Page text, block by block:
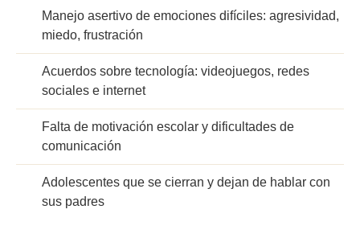
Manejo asertivo de emociones difíciles: agresividad,
miedo, frustración
Acuerdos sobre tecnología: videojuegos, redes
sociales e internet
Falta de motivación escolar y dificultades de
comunicación
Adolescentes que se cierran y dejan de hablar con
sus padres